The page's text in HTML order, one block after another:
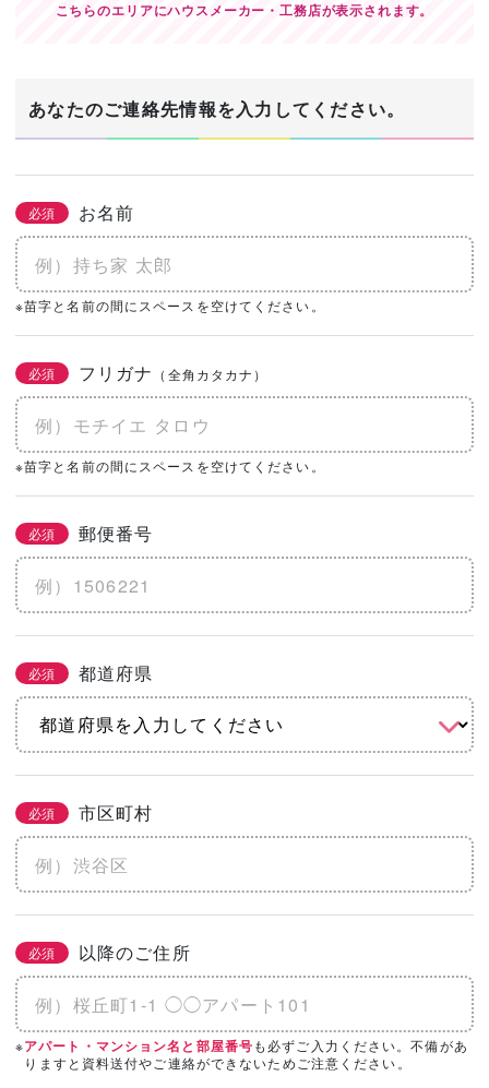
こちらのエリアにハウスメーカー・工務店が表示されます。
あなたのご連絡先情報を入力してください。
必須 お名前
※苗字と名前の間にスペースを空けてください。
必須 フリガナ （全角カタカナ）
※苗字と名前の間にスペースを空けてください。
必須 郵便番号
必須 都道府県
必須 市区町村
必須 以降のご住所
※アパート・マンション名と部屋番号も必ずご入力ください。不備があ
りますと資料送付やご連絡ができないためご注意ください。